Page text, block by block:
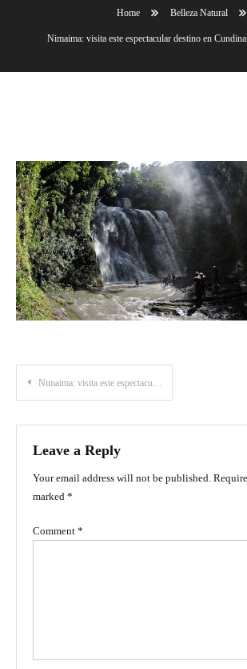
Home Belleza Natural
Nimaima: visita este espectacular destino en
Post
navigation
Nimaima: visita este espectacular destino en Cundinamarca
Leave a Reply
Your email address will not be published.
marked *
Comment *